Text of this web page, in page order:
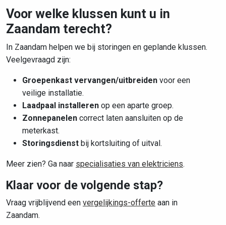
Voor welke klussen kunt u in
Zaandam terecht?
In Zaandam helpen we bij storingen en geplande klussen.
Veelgevraagd zijn:
Groepenkast vervangen/uitbreiden voor een
veilige installatie.
Laadpaal installeren op een aparte groep.
Zonnepanelen correct laten aansluiten op de
meterkast.
Storingsdienst bij kortsluiting of uitval.
Meer zien? Ga naar specialisaties van elektriciens.
Klaar voor de volgende stap?
Vraag vrijblijvend een vergelijkings-offerte aan in
Zaandam.